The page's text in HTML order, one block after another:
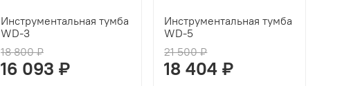
Инструментальная тумба
WD-3
18 800 ₽
16 093 ₽
Инструментальная тумба
WD-5
21 500 ₽
18 404 ₽